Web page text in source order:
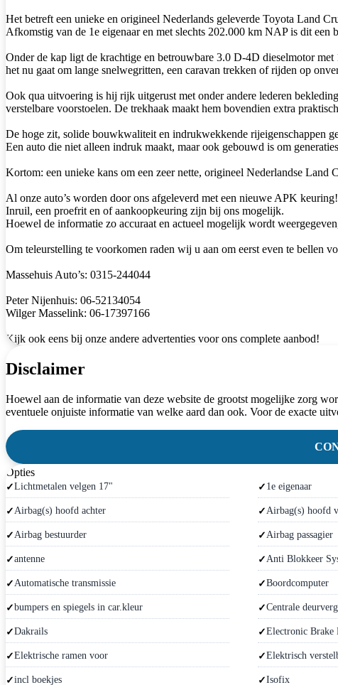
Het betreft een unieke en origineel Nederlands geleverde Toyota Land
Afkomstig van de 1e eigenaar en met slechts 202.000 km NAP is dit
Onder de kap ligt de krachtige en betrouwbare 3.0 D-4D dieselmotor
het nu gaat om lange snelwegritten, een caravan trekken of rijden op
Ook qua uitvoering is hij rijk uitgerust met onder andere lederen
verstelbare voorstoelen. De trekhaak maakt hem bovendien extra
De hoge zit, solide bouwkwaliteit en indrukwekkende rijeigenschappen
Een auto die niet alleen indruk maakt, maar ook gebouwd is om
Kortom: een unieke kans om een zeer nette, origineel Nederlandse Land
Al onze auto’s worden door ons afgeleverd met een nieuwe APK keuring!
Inruil, een proefrit en of aankoopkeuring zijn bij ons mogelijk.
Hoewel de informatie zo accuraat en actueel mogelijk wordt
Om teleurstelling te voorkomen raden wij u aan om eerst even te bellen
Massehuis Auto’s: 0315-244044
Peter Nijenhuis: 06-52134054
Wilger Masselink: 06-17397166
Kijk ook eens bij onze andere advertenties voor ons complete aanbod!
Disclaimer
Hoewel aan de informatie van deze website de grootst mogelijke zorg
eventuele onjuiste informatie van welke aard dan ook. Voor de exacte
Opties
Lichtmetalen velgen 17" 1e eigenaar
Airbag(s) hoofd achter Airbag(s) hoofd
Airbag bestuurder Airbag passagier
antenne Anti Blokkeer
Automatische transmissie Boordcomputer
bumpers en spiegels in car.kleur Centrale
Dakrails Electronic
Elektrische ramen voor Elektrisch
incl boekjes Isofix